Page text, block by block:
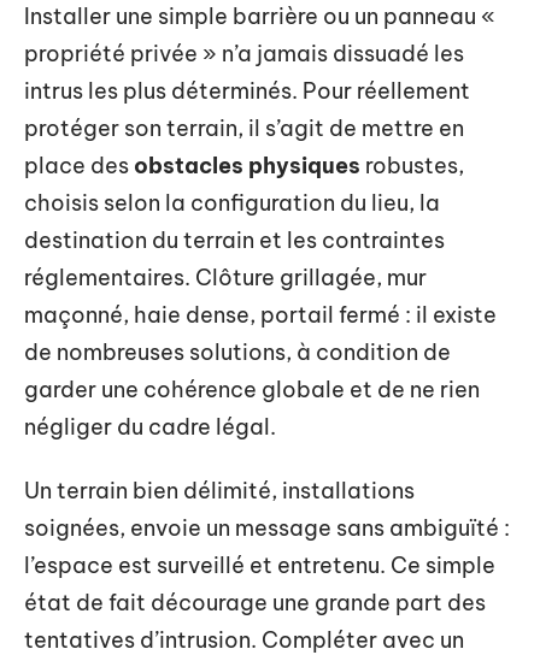
Installer une simple barrière ou un panneau «
propriété privée » n’a jamais dissuadé les
intrus les plus déterminés. Pour réellement
protéger son terrain, il s’agit de mettre en
place des obstacles physiques robustes,
choisis selon la configuration du lieu, la
destination du terrain et les contraintes
réglementaires. Clôture grillagée, mur
maçonné, haie dense, portail fermé : il existe
de nombreuses solutions, à condition de
garder une cohérence globale et de ne rien
négliger du cadre légal.
Un terrain bien délimité, installations
soignées, envoie un message sans ambiguïté :
l’espace est surveillé et entretenu. Ce simple
état de fait décourage une grande part des
tentatives d’intrusion. Compléter avec un